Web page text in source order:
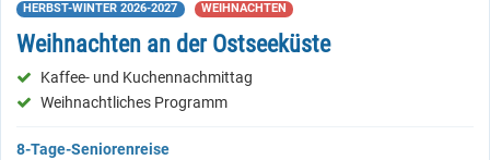
HERBST-WINTER 2026-2027 WEIHNACHTEN
Weihnachten an der Ostseeküste
Kaffee- und Kuchennachmittag
Weihnachtliches Programm
8-Tage-Seniorenreise